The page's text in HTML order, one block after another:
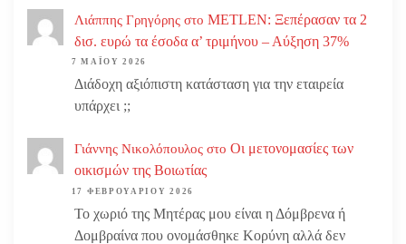
Λιάππης Γρηγόρης στο METLEN: Ξεπέρασαν τα 2
δισ. ευρώ τα έσοδα α’ τριμήνου – Αύξηση 37%
7 ΜΑΪ́ΟΥ 2026
Διάδοχη αξιόπιστη κατάσταση για την εταιρεία
υπάρχει ;;
Γιάννης Νικολόπουλος στο Οι μετονομασίες των
οικισμών της Βοιωτίας
17 ΦΕΒΡΟΥΑΡΊΟΥ 2026
Το χωριό της Μητέρας μου είναι η Δόμβρενα ή
Δομβραίνα που ονομάσθηκε Κορύνη αλλά δεν